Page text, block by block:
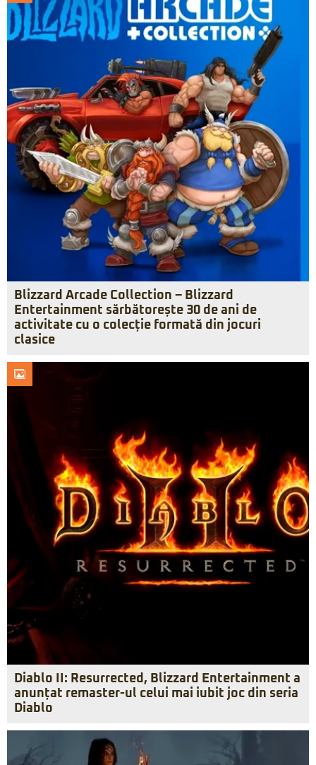
Blizzard Arcade Collection – Blizzard
Entertainment sărbătorește 30 de ani de
activitate cu o colecție formată din jocuri
clasice
Diablo II: Resurrected, Blizzard Entertainment a
anunțat remaster-ul celui mai iubit joc din seria
Diablo